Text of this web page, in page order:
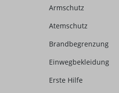
Armschutz
Atemschutz
Brandbegrenzung
Einwegbekleidung
Erste Hilfe